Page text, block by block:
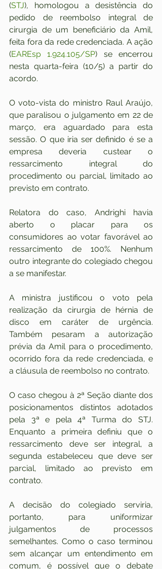
(STJ), homologou a desistência do
pedido de reembolso integral de
cirurgia de um beneficiário da Amil,
feita fora da rede credenciada. A ação
(EAREsp 1.924.105/SP) se encerrou
nesta quarta-feira (10/5) a partir do
acordo.
O voto-vista do ministro Raul Araújo,
que paralisou o julgamento em 22 de
março, era aguardado para esta
sessão. O que iria ser definido é se a
empresa deveria custear o
ressarcimento integral do
procedimento ou parcial, limitado ao
previsto em contrato.
Relatora do caso, Andrighi havia
aberto o placar para os
consumidores ao votar favorável ao
ressarcimento de 100%. Nenhum
outro integrante do colegiado chegou
a se manifestar.
A ministra justificou o voto pela
realização da cirurgia de hérnia de
disco em caráter de urgência.
Também pesaram a autorização
prévia da Amil para o procedimento,
ocorrido fora da rede credenciada, e
a cláusula de reembolso no contrato.
O caso chegou à 2ª Seção diante dos
posicionamentos distintos adotados
pela 3ª e pela 4ª Turma do STJ.
Enquanto a primeira definiu que o
ressarcimento deve ser integral, a
segunda estabeleceu que deve ser
parcial, limitado ao previsto em
contrato.
A decisão do colegiado serviria,
portanto, para uniformizar
julgamentos de processos
semelhantes. Como o caso terminou
sem alcançar um entendimento em
comum, é possível que o debate